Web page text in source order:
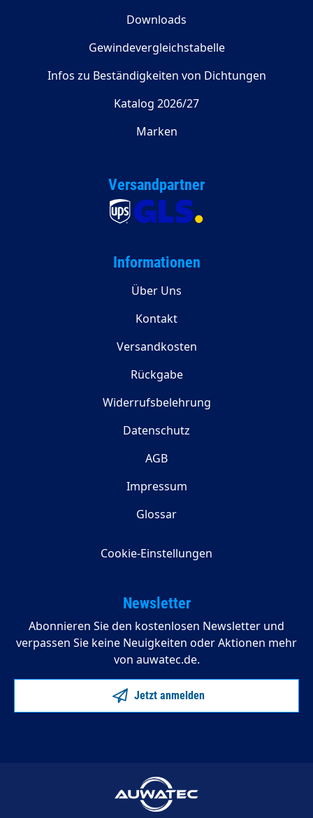
Downloads
Gewindevergleichstabelle
Infos zu Beständigkeiten von Dichtungen
Katalog 2026/27
Marken
Versandpartner
Informationen
Über Uns
Kontakt
Versandkosten
Rückgabe
Widerrufsbelehrung
Datenschutz
AGB
Impressum
Glossar
Cookie-Einstellungen
Newsletter
Abonnieren Sie den kostenlosen Newsletter und
verpassen Sie keine Neuigkeiten oder Aktionen mehr
von auwatec.de.
Jetzt anmelden